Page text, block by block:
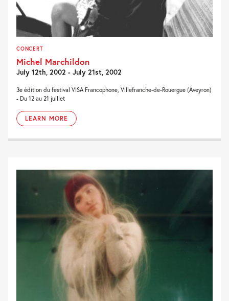
CONCERT
Michel Marchildon
July 12th, 2002 - July 21st, 2002
3e édition du festival VISA Francophone, Villefranche-de-Rouergue (Aveyron)
- Du 12 au 21 juillet
LEARN MORE